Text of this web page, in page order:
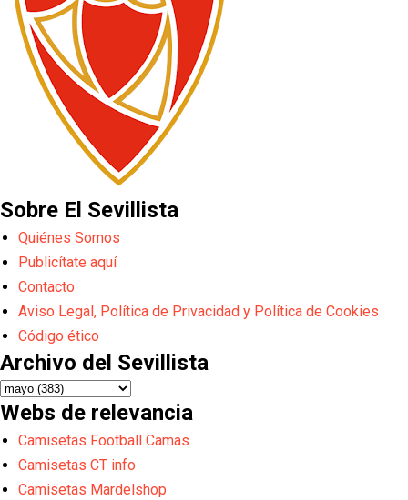
Sobre El Sevillista
Quiénes Somos
Publicítate aquí
Contacto
Aviso Legal, Política de Privacidad y Política de Cookies
Código ético
Archivo del Sevillista
Webs de relevancia
Camisetas Football Camas
Camisetas CT info
Camisetas Mardelshop